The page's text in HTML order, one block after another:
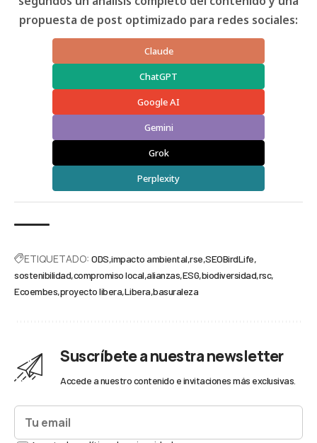
propuesta de post optimizado para redes sociales:
Claude
ChatGPT
Google AI
Gemini
Grok
Perplexity
ETIQUETADO: ODS impacto ambiental rse SEOBirdLife
sostenibilidad compromiso local alianzas ESG biodiversidad rsc
Ecoembes proyecto libera Libera basuraleza
Suscríbete a nuestra newsletter
Accede a nuestro contenido e invitaciones más exclusivas.